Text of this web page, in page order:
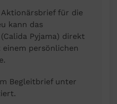
für die
kann das
Pyjama) direkt
einem persönlichen
Begleitbrief unter